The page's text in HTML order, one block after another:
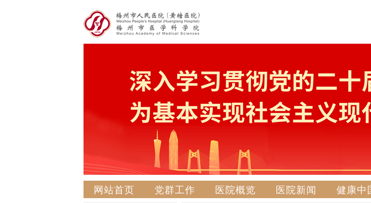
网站首页 党群工作 医院概览 医院新闻 健康中